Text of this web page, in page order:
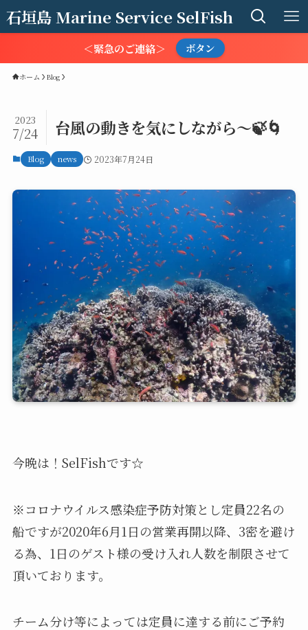
石垣島 Marine Service SelFish
＜緊急のご連絡＞ ボタン
ホーム Blog
台風の動きを気にしながら～🍃🌀
2023
7/24
Blog news 2023年7月24日
今晩は！SelFishです☆
※コロナウイルス感染症予防対策とし定員22名の
船ですが2020年6月1日の営業再開以降、3密を避け
る為、1日のゲスト様の受け入れ人数を制限させて
頂いております。
チーム分け等によっては定員に達する前にご予約